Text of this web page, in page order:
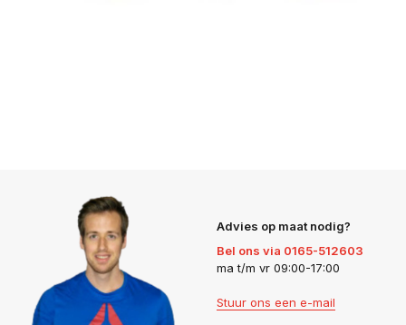
Advies op maat nodig?
Bel ons via 0165-512603
ma t/m vr 09:00-17:00
Stuur ons een e-mail